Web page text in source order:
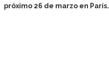
próximo 26 de marzo en París.